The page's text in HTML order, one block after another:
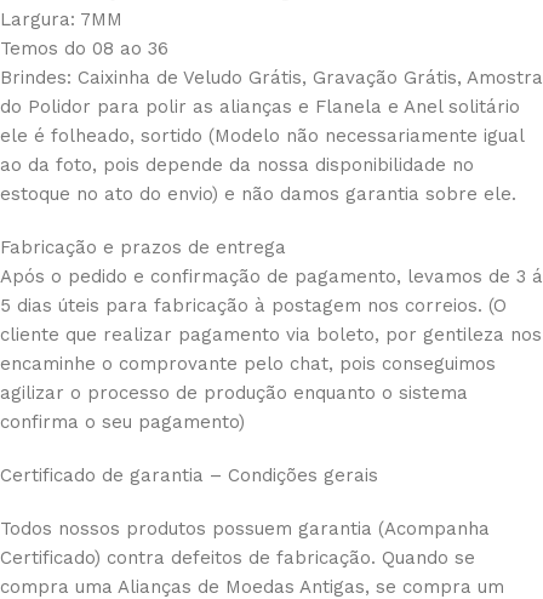
Largura: 7MM
Temos do 08 ao 36
Brindes: Caixinha de Veludo Grátis, Gravação Grátis, Amostra
do Polidor para polir as alianças e Flanela e Anel solitário
ele é folheado, sortido (Modelo não necessariamente igual
ao da foto, pois depende da nossa disponibilidade no
estoque no ato do envio) e não damos garantia sobre ele.
Fabricação e prazos de entrega
Após o pedido e confirmação de pagamento, levamos de 3 á
5 dias úteis para fabricação à postagem nos correios. (O
cliente que realizar pagamento via boleto, por gentileza nos
encaminhe o comprovante pelo chat, pois conseguimos
agilizar o processo de produção enquanto o sistema
confirma o seu pagamento)
Certificado de garantia – Condições gerais
Todos nossos produtos possuem garantia (Acompanha
Certificado) contra defeitos de fabricação. Quando se
compra uma Alianças de Moedas Antigas, se compra um